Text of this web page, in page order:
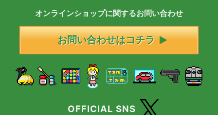
オンラインショップに関するお問い合わせ
お問い合わせはコチラ
OFFICIAL SNS